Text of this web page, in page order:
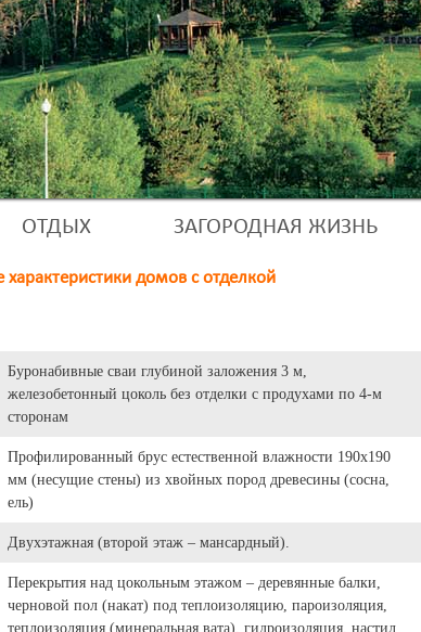
ОТДЫХ ЗАГОРОДНАЯ ЖИЗНЬ
домов с отделкой
Буронабивные сваи глубиной заложения 3 м,
железобетонный цоколь без отделки с продухами по 4-м
сторонам
Профилированный брус естественной влажности 190х190
мм (несущие стены) из хвойных пород древесины (сосна,
ель)
Двухэтажная (второй этаж – мансардный).
Перекрытия над цокольным этажом – деревянные балки,
черновой пол (накат) под теплоизоляцию, пароизоляция,
теплоизоляция (минеральная вата), гидроизоляция, настил